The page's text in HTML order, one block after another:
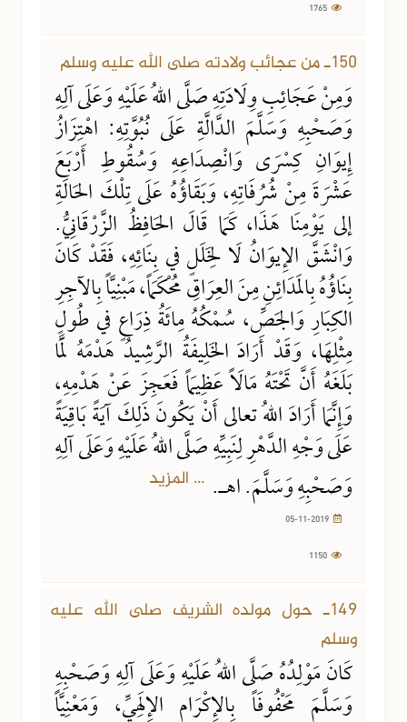
150ـ من عجائب ولادته صلى الله عليه وسلم
وَمِنْ عَجَائِبِ وِلَادَتِهِ صَلَّى اللهُ عَلَيْهِ وَعَلَى آلِهِ
وَصَحْبِهِ وَسَلَّمَ الدَّالَّةِ عَلَى نُبُوَّتِهِ: اهْتِزَازُ
إِيوَانِ كِسْرَى وَانْصِدَاعِهِ وَسُقُوطِ أَرْبَعَ
عَشْرَةَ مِنْ شُرُفَاتِهِ، وَبَقَاؤُهُ عَلَى تِلْكَ الحَالَةِ
إلى يَوْمِنَا هَذَا، كَمَا قَالَ الحَافِظُ الزَّرْقَانِيُّ.
وَانْشَقَّ الإِيوَانُ لَا لِخَلَلٍ في بِنَائِهِ، فَقَدْ كَانَ
بِنَاؤُهُ بِالمَدَائِنِ مِنَ العِرَاقِ مُحْكَمَاً، مَبْنِيَّاً بِالآجِرِ
الكِبَارِ وَالجَصِّ، سُمْكُهُ مِائَةُ ذِرَاعٍ في طُولٍ
مِثْلِهَا، وَقَدْ أَرَادَ الخَلِيفَةُ الرَّشِيدُ هَدْمَهُ لَمَّا
بَلَغَهُ أَنَّ تَحْتَهُ مَالَاً عَظِيمَاً فَعَجِزَ عَنْ هَدْمِهِ،
وَإِنَّمَا أَرَادَ اللهُ تعالى أَنْ يَكُونَ ذَلِكَ آيَةً بَاقِيَةً
عَلَى وَجْهِ الدَّهْرِ لِنَبِيِّهِ صَلَّى اللهُ عَلَيْهِ وَعَلَى آلِهِ
وَصَحْبِهِ وَسَلَّمَ. اهـ. ... المزيد
149ـ حول مولده الشريف صلى الله عليه
وسلم
كَانَ مَوْلِدُهُ صَلَّى اللهُ عَلَيْهِ وَعَلَى آلِهِ وَصَحْبِهِ
وَسَلَّمَ مَحْفُوفَاً بِالإِكْرَامِ الإِلَهِيِّ، وَمَعْنِيَّاً